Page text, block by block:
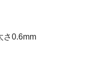
さ0.6mm